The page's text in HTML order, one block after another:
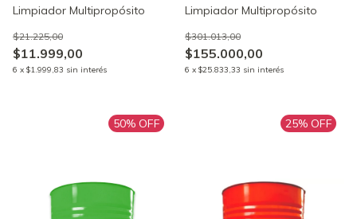
Limpiador Multipropósito
$11.999,00
$21.225,00
6 x $1.999,83 sin interés
Limpiador Multipropósito
$155.000,00
$301.013,00
6 x $25.833,33 sin interés
50% OFF 25% OFF